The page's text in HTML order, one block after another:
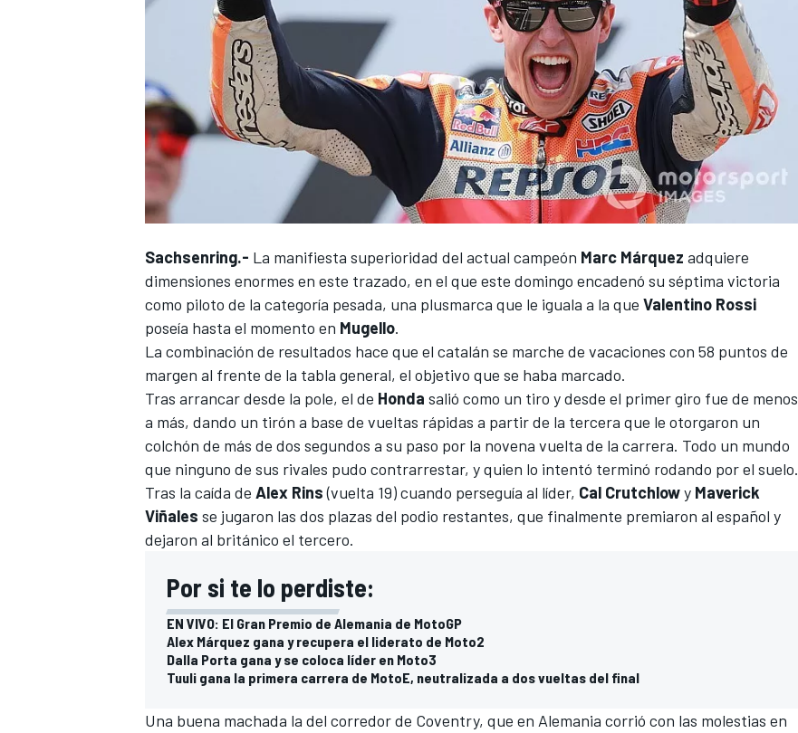
WRC
Sachsenring.- La manifiesta superioridad del actual campeón Marc Márquez adquiere
dimensiones enormes en este trazado, en el que este domingo encadenó su séptima victoria
como piloto de la categoría pesada, una plusmarca que le iguala a la que Valentino Rossi
poseía hasta el momento en Mugello.
La combinación de resultados hace que el catalán se marche de vacaciones con 58 puntos de
margen al frente de la tabla general, el objetivo que se haba marcado.
Tras arrancar desde la pole, el de Honda salió como un tiro y desde el primer giro fue de menos
a más, dando un tirón a base de vueltas rápidas a partir de la tercera que le otorgaron un
colchón de más de dos segundos a su paso por la novena vuelta de la carrera. Todo un mundo
que ninguno de sus rivales pudo contrarrestar, y quien lo intentó terminó rodando por el suelo.
Tras la caída de Alex Rins(vuelta 19) cuando perseguía al líder, Cal Crutchlowy Maverick
Viñales se jugaron las dos plazas del podio restantes, que finalmente premiaron al español y
dejaron al británico el tercero.
Por si te lo perdiste:
EN VIVO: El Gran Premio de Alemania de MotoGP
Alex Márquez gana y recupera el liderato de Moto2
Dalla Porta gana y se coloca líder en Moto3
Tuuli gana la primera carrera de MotoE, neutralizada a dos vueltas del final
Una buena machada la del corredor de Coventry, que en Alemania corrió con las molestias en